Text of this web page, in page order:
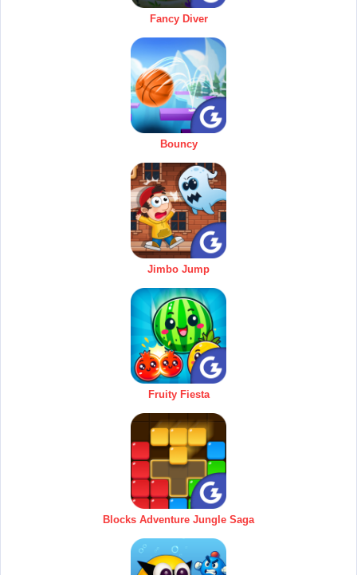
Fancy Diver
Bouncy
Jimbo Jump
Fruity Fiesta
Blocks Adventure Jungle Saga